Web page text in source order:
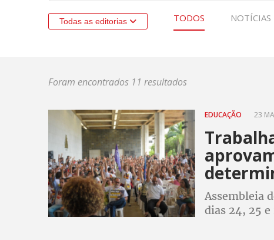
Todas as editorias TODOS NOTÍCIAS
Foram encontrados 11 resultados
EDUCAÇÃO 23
Assembleia
dias 24, 25